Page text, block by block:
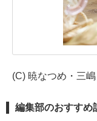
(C) 暁なつめ・三
編集部のおすすめ